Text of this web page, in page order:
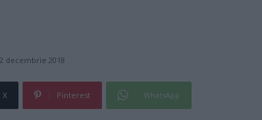
decembrie 2018
X Pinterest WhatsApp